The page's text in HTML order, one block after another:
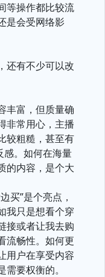
等操作都比较流
是会受网络影
还有不少可以改
丰富，但质量确
非常用心，主播
较粗糙，甚至有
感。如何在海量
的内容，是个大
买”是个亮点，
我只是想看个穿
接或者让我去购
流畅性。如何更
用户在享受内容
要权衡的。